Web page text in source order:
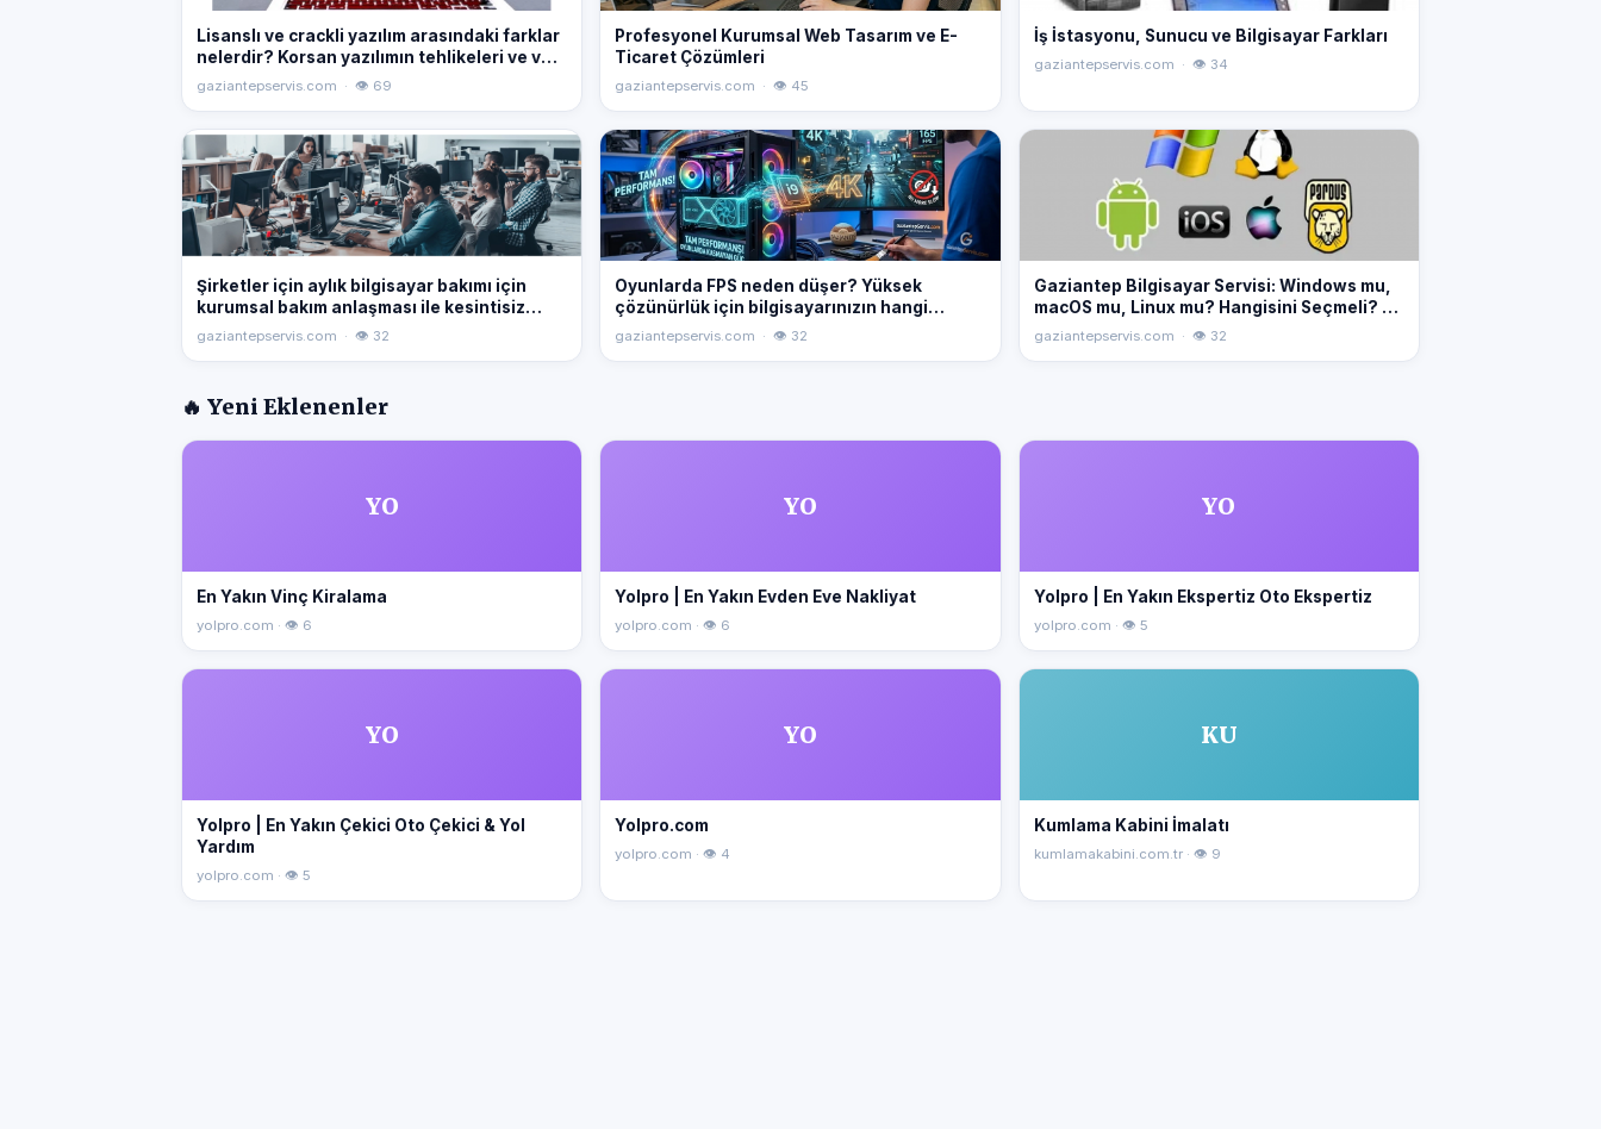
Lisanslı ve crackli yazılım arasındaki farklar
nelerdir? Korsan yazılımın tehlikeleri ve veri
kaybı risklerine karşı bilmeniz gerekenler.
gaziantepservis.com · 👁 69
Profesyonel Kurumsal Web Tasarım ve E-
Ticaret Çözümleri
gaziantepservis.com · 👁 45
İş İstasyonu, Sunucu ve Bilgisayar Farkları
gaziantepservis.com · 👁 34
Şirketler için aylık bilgisayar bakımı için
kurumsal bakım anlaşması ile kesintisiz
hizmetten faydalanın.
gaziantepservis.com · 👁 32
Oyunlarda FPS neden düşer? Yüksek
çözünürlük için bilgisayarınızın hangi
parçası önemli? FPS artırma yöntemleri
gaziantepservis.com · 👁 32
Gaziantep Bilgisayar Servisi: Windows mu,
macOS mu, Linux mu? Hangisini Seçmeli? En
İyi İşletim Sistemini Seçmek İçin İpuçları!
gaziantepservis.com · 👁 32
🔥 Yeni Eklenenler
YO
En Yakın Vinç Kiralama
yolpro.com · 👁 6
YO
Yolpro | En Yakın Evden Eve Nakliyat
yolpro.com · 👁 6
YO
Yolpro | En Yakın Ekspertiz Oto Ekspertiz
yolpro.com · 👁 5
YO
Yolpro | En Yakın Çekici Oto Çekici & Yol
Yardım
yolpro.com · 👁 5
YO
Yolpro.com
yolpro.com · 👁 4
KU
Kumlama Kabini İmalatı
kumlamakabini.com.tr · 👁 9